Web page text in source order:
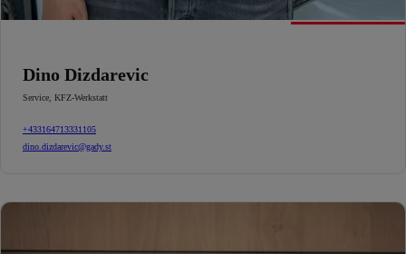
Dino Dizdarevic
Service KFZ-Werkstatt
+433164713331105
dino.dizdarevic@gady.st